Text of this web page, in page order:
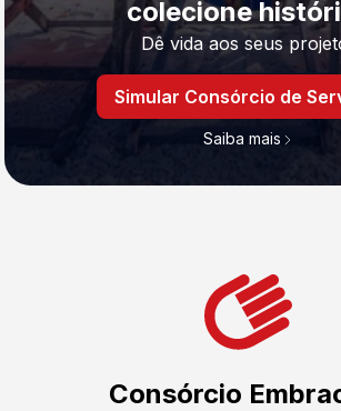
colecione
Dê vida aos seus
Simular Consórcio de
Saiba mais
Consórcio